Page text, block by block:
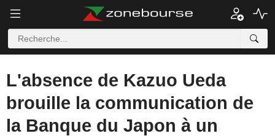
L'absence de Kazuo Ueda
brouille la communication de
la Banque du Japon à un